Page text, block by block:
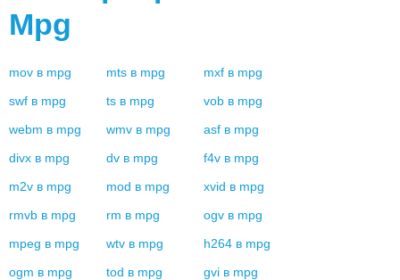
Mpg
mov в mpg mts в mpg mxf в mpg
swf в mpg ts в mpg vob в mpg
webm в mpg wmv в mpg asf в mpg
divx в mpg dv в mpg f4v в mpg
m2v в mpg mod в mpg xvid в mpg
rmvb в mpg rm в mpg ogv в mpg
mpeg в mpg wtv в mpg h264 в mpg
ogm в mpg tod в mpg gvi в mpg